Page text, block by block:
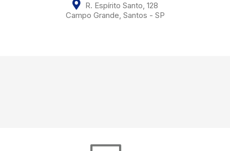
R. Espírito Santo, 128
Campo Grande, Santos - SP